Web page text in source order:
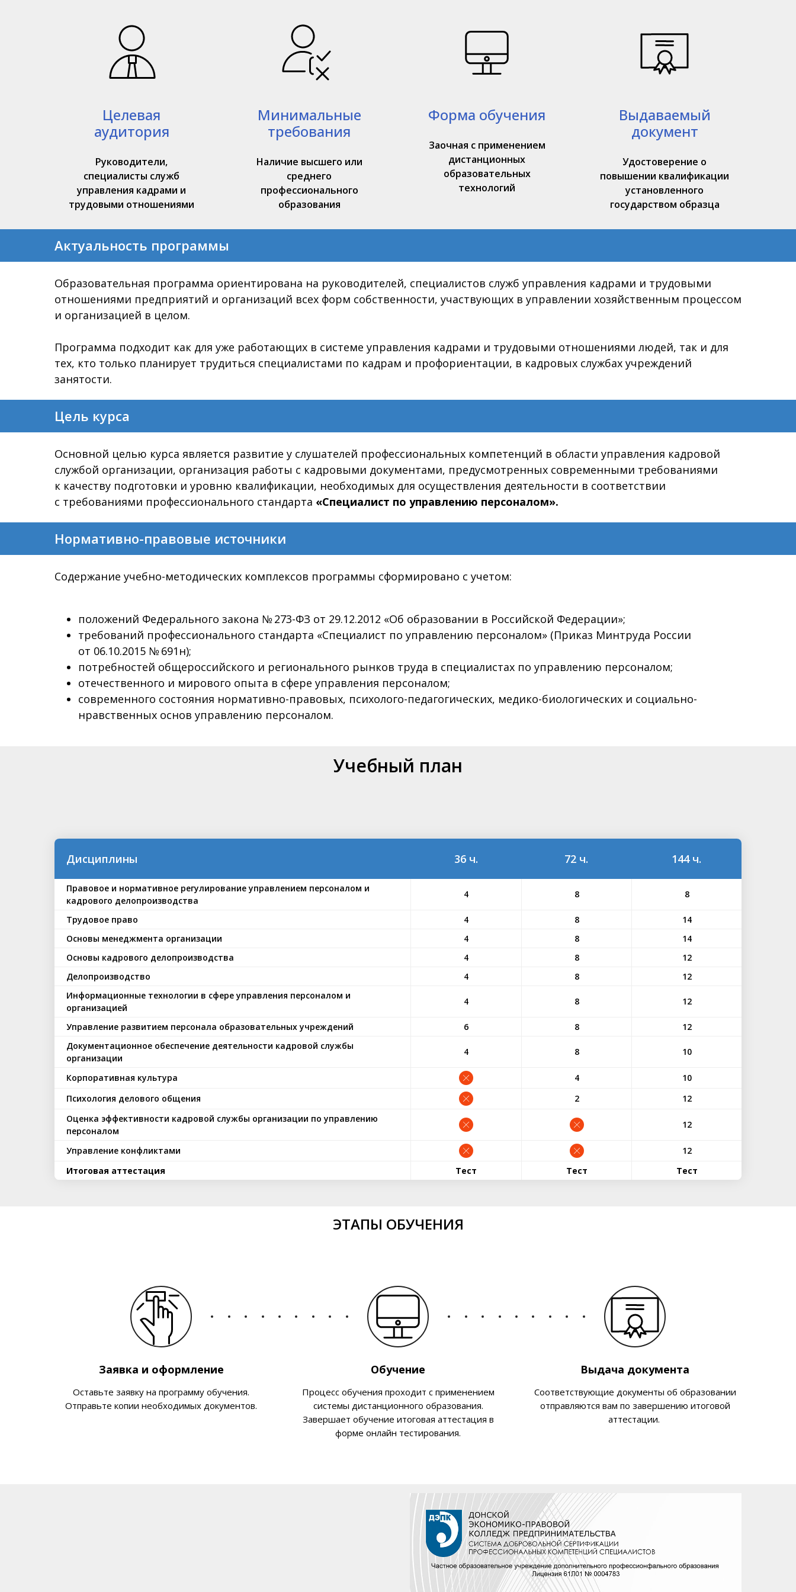
Целевая
аудитория
Руководители,
специалисты служб
управления кадрами и
трудовыми отношениями
Минимальные
требования
Наличие высшего или
среднего
профессионального
образования
Форма обучения
Заочная с применением
дистанционных
образовательных
технологий
Выдаваемый
документ
Удостоверение о
повышении квалификации
установленного
государством образца
Актуальность программы
Образовательная программа ориентирована на руководителей, специалистов служб управления кадрами и трудовыми
отношениями предприятий и организаций всех форм собственности, участвующих в управлении хозяйственным процессом
и организацией в целом.
Программа подходит как для уже работающих в системе управления кадрами и трудовыми отношениями людей, так и для
тех, кто только планирует трудиться специалистами по кадрам и профориентации, в кадровых службах учреждений
занятости.
Цель курса
Основной целью курса является развитие у слушателей профессиональных компетенций в области управления кадровой
службой организации, организация работы с кадровыми документами, предусмотренных современными требованиями
к качеству подготовки и уровню квалификации, необходимых для осуществления деятельности в соответствии
с требованиями профессионального стандарта «Специалист по управлению персоналом».
Нормативно-правовые источники
Содержание учебно-методических комплексов программы сформировано с учетом:
положений Федерального закона № 273-ФЗ от 29.12.2012 «Об образовании в Российской Федерации»;
требований профессионального стандарта «Специалист по управлению персоналом» (Приказ Минтруда России
от 06.10.2015 № 691н);
потребностей общероссийского и регионального рынков труда в специалистах по управлению персоналом;
отечественного и мирового опыта в сфере управления персоналом;
современного состояния нормативно-правовых, психолого-педагогических, медико-биологических и социально-
нравственных основ управлению персоналом.
Учебный план
Дисциплины 36 ч. 72 ч. 144 ч.
Правовое и нормативное регулирование управлением персоналом и
кадрового делопроизводства
4 8 8
Трудовое право 4 8
14
Основы менеджмента организации
4 8
14
Основы кадрового делопроизводства
4 8
12
Делопроизводство
4 8
12
Информационные технологии в сфере управления персоналом и
организацией
4 8 12
Управление развитием персонала образовательных учреждений 6 8
12
Документационное обеспечение деятельности кадровой службы
организации
4 8 10
Корпоративная культура 4
10
Психология делового общения
2
12
Оценка эффективности кадровой службы организации по управлению
персоналом
12
Управление конфликтами
12
Итоговая аттестация
Тест Тест Тест
ЭТАПЫ ОБУЧЕНИЯ
Заявка и оформление
Оставьте заявку на программу обучения.
Отправьте копии необходимых документов.
Обучение
Процесс обучения проходит с применением
системы дистанционного образования.
Завершает обучение итоговая аттестация в
форме онлайн тестирования.
Выдача документа
Соответствующие документы об образовании
отправляются вам по завершению итоговой
аттестации.